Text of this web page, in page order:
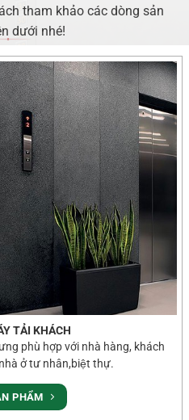
tham khảo các dòng sản
dưới nhé!
TẢI KHÁCH
phù hợp với nhà hàng, khách
ở tư nhân,biệt thự.
PHẨM